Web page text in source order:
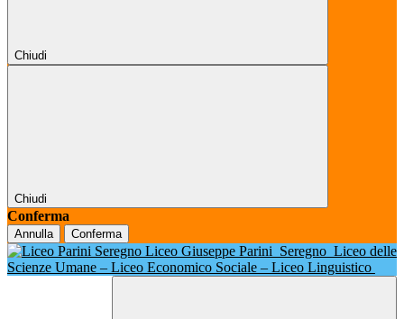
Chiudi
Chiudi
Conferma
Annulla Conferma
Liceo Giuseppe Parini Seregno Liceo delle
Scienze Umane – Liceo Economico Sociale – Liceo Linguistico